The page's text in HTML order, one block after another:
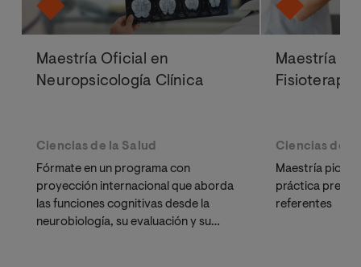
Maestría Oficial en
Neuropsicología Clínica
Ciencias de la Salud
Fórmate en un programa con
proyección internacional que aborda
las funciones cognitivas desde la
neurobiología, su evaluación y su
Maestría
Ciencias de
Maestría
práctica
referentes